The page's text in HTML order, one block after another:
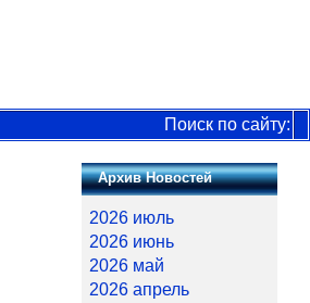
Поиск по сайту:
Архив Новостей
2026 июль
2026 июнь
2026 май
2026 апрель